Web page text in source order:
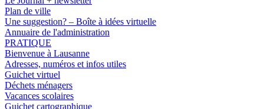
Plan de ville
Une suggestion? – Boîte à idées virtuelle
Annuaire de l'administration
PRATIQUE
Bienvenue à Lausanne
Adresses, numéros et infos utiles
Guichet virtuel
Déchets ménagers
Vacances scolaires
Guichet cartographique